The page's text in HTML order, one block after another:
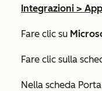
Integrazioni >
Fare clic su
Fare clic sulla
Nella scheda